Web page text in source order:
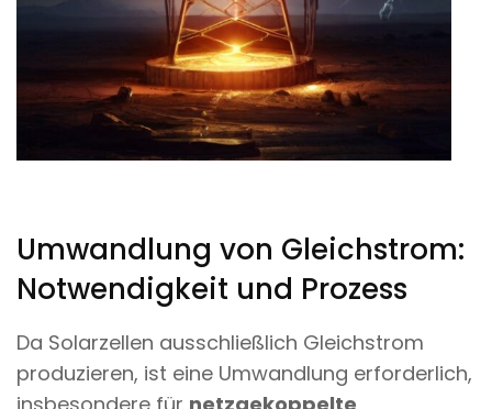
Umwandlung von Gleichstrom:
Notwendigkeit und Prozess
Da Solarzellen ausschließlich Gleichstrom
produzieren, ist eine Umwandlung erforderlich,